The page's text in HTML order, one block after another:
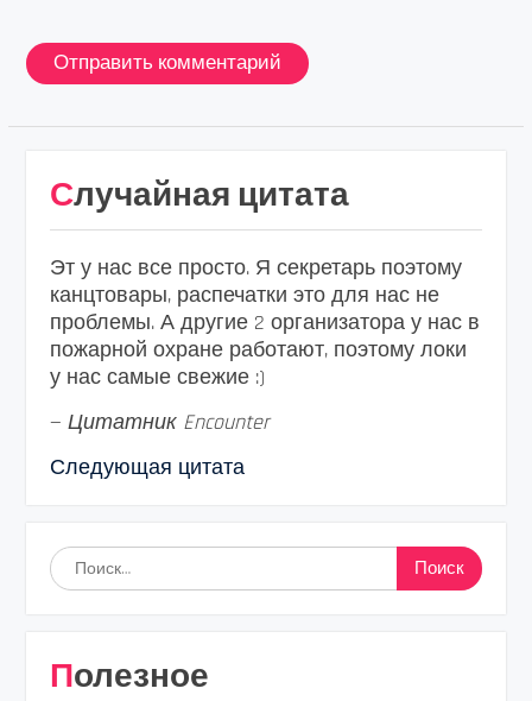
Случайная цитата
Эт у нас все просто. Я секретарь поэтому
канцтовары, распечатки это для нас не
проблемы. А другие 2 организатора у нас в
пожарной охране работают, поэтому локи
у нас самые свежие :)
— Цитатник Encounter
Следующая цитата
Найти:
Полезное